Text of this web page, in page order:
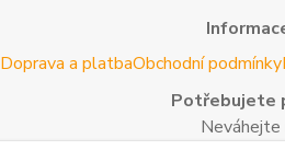
Doprava a platbaObchodní podmínky
Potřebujete